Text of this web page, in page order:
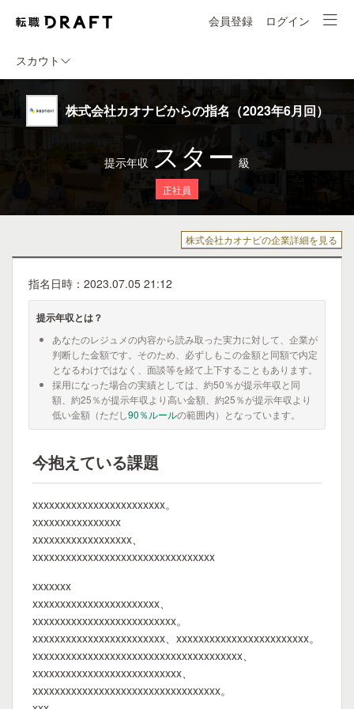
会員登録 ログイン
スカウト
株式会社カオナビからの指名（2023年6月回）
提示年収 スター 級
正社員
株式会社カオナビの企業詳細を見る
指名日時：2023.07.05 21:12
提示年収とは？
あなたのレジュメの内容から読み取った実力に対して、企業が
判断した金額です。そのため、必ずしもこの金額と同額で内定
となるわけではなく、面談等を経て上下することもあります。
採用になった場合の実績としては、約50％が提示年収と同
額、約25％が提示年収より高い金額、約25％が提示年収より
低い金額（ただし90％ルールの範囲内）となっています。
今抱えている課題
xxxxxxxxxxxxxxxxxxxxxxxx。
xxxxxxxxxxxxxxxx
xxxxxxxxxxxxxxxxxx、
xxxxxxxxxxxxxxxxxxxxxxxxxxxxxxxxx
xxxxxxx
xxxxxxxxxxxxxxxxxxxxxxx、
xxxxxxxxxxxxxxxxxxxxxxxxxx。
xxxxxxxxxxxxxxxxxxxxxxxx、xxxxxxxxxxxxxxxxxxxxxxxx。
xxxxxxxxxxxxxxxxxxxxxxxxxxxxxxxxxxxxxx、
xxxxxxxxxxxxxxxxxxxxxxxxxxx、
xxxxxxxxxxxxxxxxxxxxxxxxxxxxxxxxxx。